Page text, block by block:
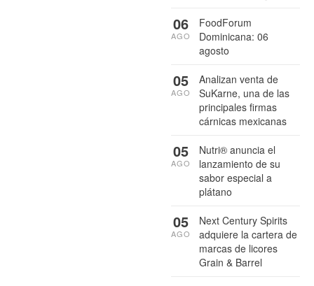
FoodForum
Dominicana: 06
agosto
06
AGO
Analizan venta de
SuKarne, una de las
principales firmas
cárnicas mexicanas
05
AGO
Nutri® anuncia el
lanzamiento de su
sabor especial a
plátano
05
AGO
Next Century Spirits
adquiere la cartera de
marcas de licores
Grain & Barrel
05
AGO